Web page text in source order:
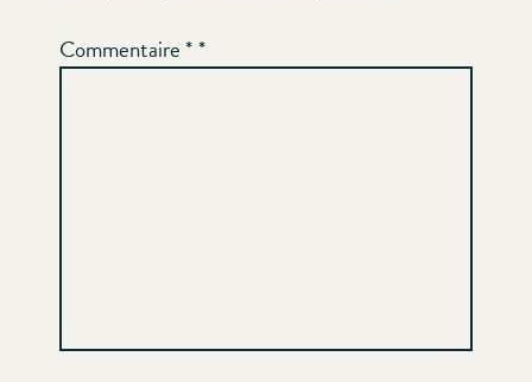
Commentaire*